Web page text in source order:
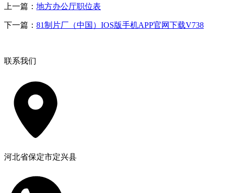
上一篇： 地方办公厅职位表
下一篇： 81制片厂（中国）IOS版手机APP官网下载V738
联系我们
河北省保定市定兴县